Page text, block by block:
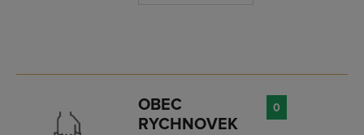
OBEC
RYCHNOVEK
0
Přihlásit se